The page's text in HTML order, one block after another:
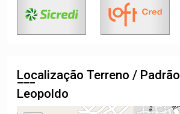
Localização Terreno /
Leopoldo